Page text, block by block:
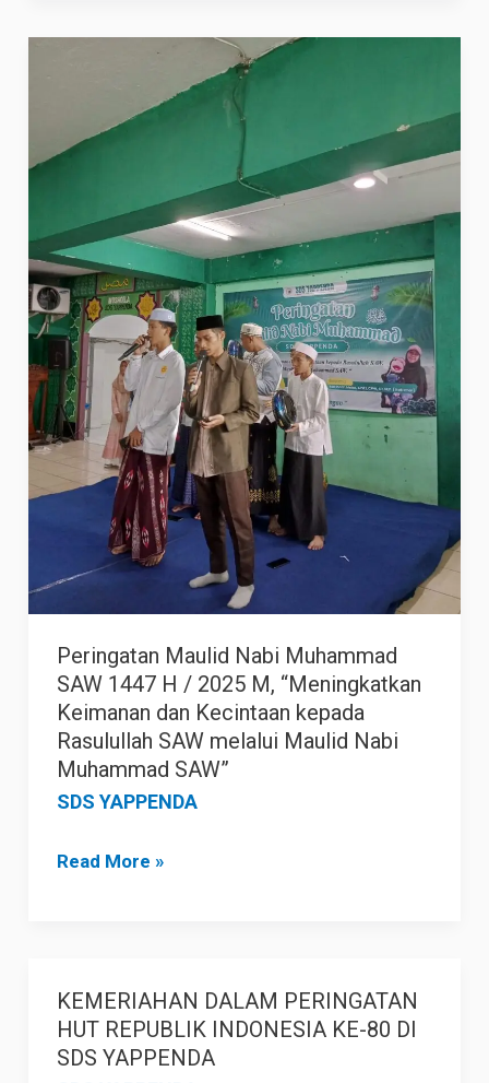
Peringatan Maulid Nabi Muhammad
SAW 1447 H / 2025 M, “Meningkatkan
Keimanan dan Kecintaan kepada
Rasulullah SAW melalui Maulid Nabi
Muhammad SAW”
SDS YAPPENDA
Muhammad
1447
H
/
2025
M,
“Meningkatkan
Keimanan
Kecintaan
kepada
Rasulullah
Maulid
Nabi
Muhammad
SAW”
Read More »
KEMERIAHAN DALAM PERINGATAN
HUT REPUBLIK INDONESIA KE-80 DI
SDS YAPPENDA
KEMERIAHAN
DALAM
PERINGATAN